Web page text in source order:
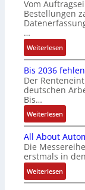
n
i
F
a
n
u
c
C
-
S
y
t
i
e
u
n
b
e
ä
t
i
g
R
ü
r
m
u
l
t
i
v
r
i
b
l
e
S
l
o
s
e
I
n
t
e
g
r
a
t
i
o
n
v
o
Vom
Bestellungen
…
Weiterlesen:
K
I
b
r
a
u
c
h
t
S
t
r
Bis 2036
Der
deutschen
Bis…
Weiterlesen:
B
i
s
2
0
3
All About
Die
erstmals in
Weiterlesen:
A